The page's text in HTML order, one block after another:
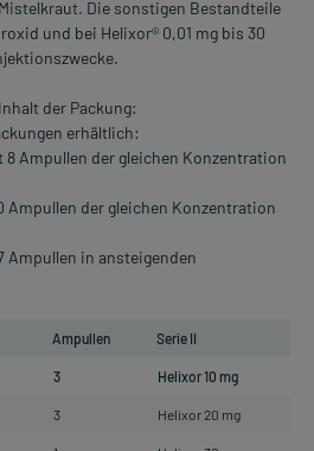
Die sonstigen Bestandteile
und bei Helixor® 0,01 mg bis 30
der Packung:
erhältlich:
8 Ampullen der gleichen Konzentration
Ampullen der gleichen Konzentration
Ampullen in ansteigenden
Ampullen Serie II
3 Helixor 10 mg
3 Helixor 20 mg